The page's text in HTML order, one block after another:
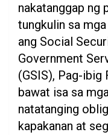
nakatanggap ng
tungkulin sa
ang Social
Government
(GSIS), Pag-ibig
bawat isa sa
natatanging
kapakanan at